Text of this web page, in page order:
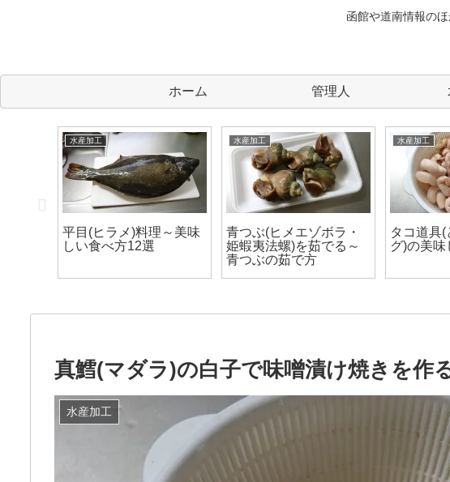
函館や道南情報の
ホーム 管理人
水産加工
平目(ヒラメ)料理～美味
しい食べ方12選
水産加工
青つぶ(ヒメエゾボラ・
姫蝦夷法螺)を茹でる～
青つぶの茹で方
水産加工
タコ道具
グ)の美味
真鱈(マダラ)の白子で味噌漬け焼きを作
水産加工